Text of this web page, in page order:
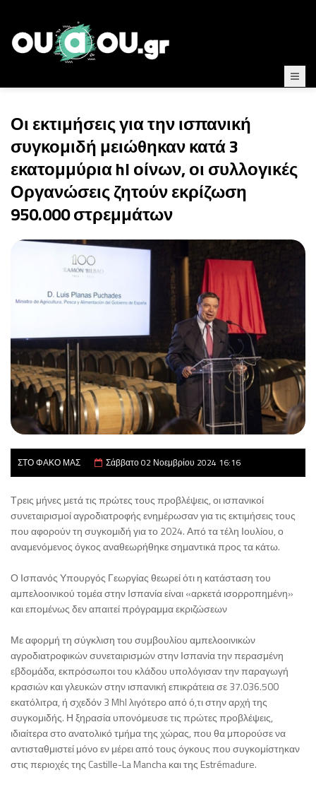
Οι εκτιμήσεις για την ισπανική
συγκομιδή μειώθηκαν κατά 3
εκατομμύρια hl οίνων, οι συλλογικές
Οργανώσεις ζητούν εκρίζωση
950.000 στρεμμάτων
ΣΤΟ ΦΑΚΟ ΜΑΣ Σάββατο 02 Νοεμβρίου 2024 16:16
Τρεις μήνες μετά τις πρώτες τους προβλέψεις, οι ισπανικοί
συνεταιρισμοί αγροδιατροφής ενημέρωσαν για τις εκτιμήσεις τους
που αφορούν τη συγκομιδή για το 2024. Από τα τέλη Ιουλίου, ο
αναμενόμενος όγκος αναθεωρήθηκε σημαντικά προς τα κάτω.
Ο Ισπανός Υπουργός Γεωργίας θεωρεί ότι η κατάσταση του
αμπελοοινικού τομέα στην Ισπανία είναι «αρκετά ισορροπημένη»
και επομένως δεν απαιτεί πρόγραμμα εκριζώσεων
Με αφορμή τη σύγκλιση του συμβουλίου αμπελοοινικών
αγροδιατροφικών συνεταιρισμών στην Ισπανία την περασμένη
εβδομάδα, εκπρόσωποι του κλάδου υπολόγισαν την παραγωγή
κρασιών και γλευκών στην ισπανική επικράτεια σε 37.036.500
εκατόλιτρα, ή σχεδόν 3 Mhl λιγότερο από ό,τι στην αρχή της
συγκομιδής. Η ξηρασία υπονόμευσε τις πρώτες προβλέψεις,
ιδιαίτερα στο ανατολικό τμήμα της χώρας, που θα μπορούσε να
αντισταθμιστεί μόνο εν μέρει από τους όγκους που συγκομίστηκαν
στις περιοχές της Castille-La Mancha και της Estrémadure.